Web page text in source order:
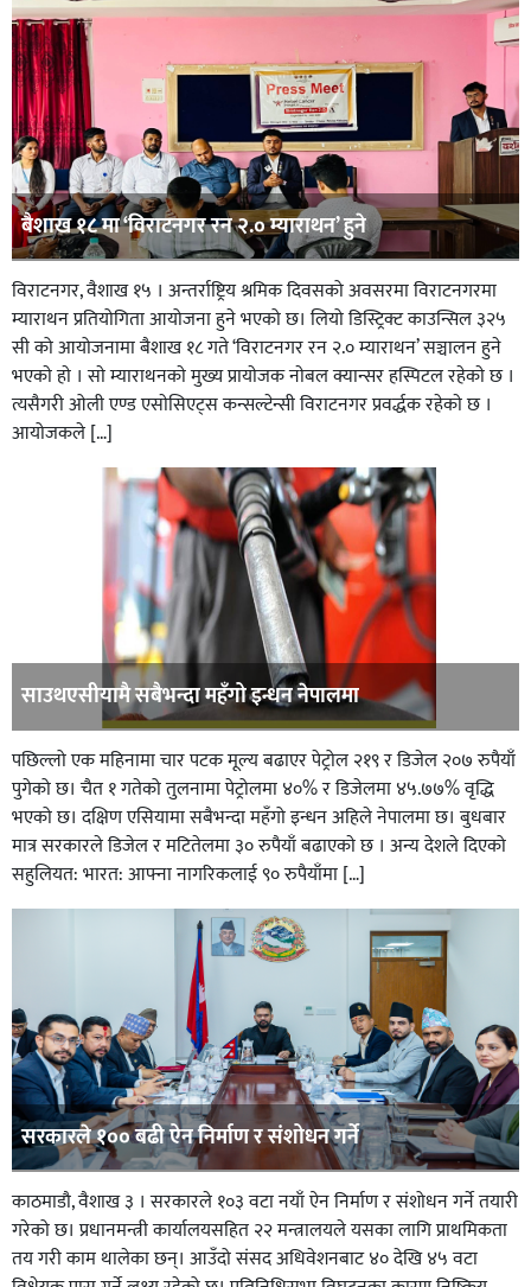
बैशाख १८ मा ‘विराटनगर रन २.० म्याराथन’ हुने
विराटनगर, वैशाख १५ । अन्तर्राष्ट्रिय श्रमिक दिवसको अवसरमा विराटनगरमा
म्याराथन प्रतियोगिता आयोजना हुने भएको छ। लियो डिस्ट्रिक्ट काउन्सिल ३२५
सी को आयोजनामा बैशाख १८ गते ‘विराटनगर रन २.० म्याराथन’ सञ्चालन हुने
भएकाे हाे । साे म्याराथनकाे मुख्य प्रायाेजक नाेबल क्यान्सर हस्पिटल रहेकाे छ ।
त्यसैगरी ओली एण्ड एसाेसिएट्स कन्सल्टेन्सी विराटनगर प्रवर्द्धक रहेकाे छ ।
आयोजकले […]
साउथएसीयामै सबैभन्दा महँगो इन्धन नेपालमा
पछिल्लो एक महिनामा चार पटक मूल्य बढाएर पेट्रोल २१९ र डिजेल २०७ रुपैयाँ
पुगेको छ। चैत १ गतेको तुलनामा पेट्रोलमा ४०% र डिजेलमा ४५.७७% वृद्धि
भएको छ। दक्षिण एसियामा सबैभन्दा महँगो इन्धन अहिले नेपालमा छ। बुधबार
मात्र सरकारले डिजेल र मटितेलमा ३० रुपैयाँ बढाएकाे छ । अन्य देशले दिएको
सहुलियत: भारत: आफ्ना नागरिकलाई ९० रुपैयाँमा […]
सरकारले १०० बढी ऐन निर्माण र संशोधन गर्ने
काठमाडाै, वैशाख ३ । सरकारले १०३ वटा नयाँ ऐन निर्माण र संशोधन गर्ने तयारी
गरेको छ। प्रधानमन्त्री कार्यालयसहित २२ मन्त्रालयले यसका लागि प्राथमिकता
तय गरी काम थालेका छन्। आउँदो संसद अधिवेशनबाट ४० देखि ४५ वटा